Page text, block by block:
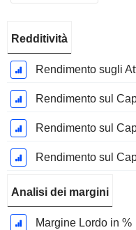
Fiscale:
Dicembre
Redditività
Rendimento sugli
Rendimento sul
Rendimento sul
Rendimento sul
Analisi dei margini
Margine Lordo in %